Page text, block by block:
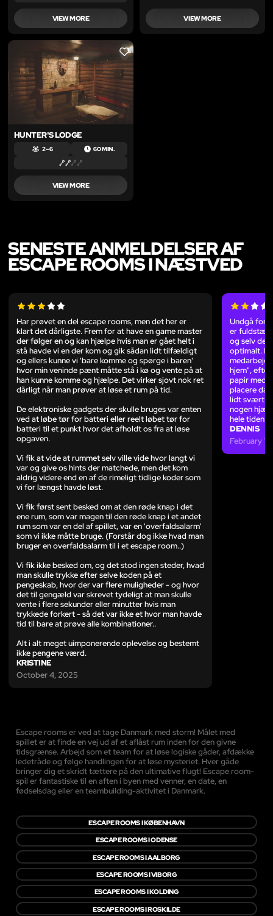
VIEW MORE VIEW MORE
LIKE
HUNTER'S LODGE
2 – 6 60 MIN.
VIEW MORE
SENESTE ANMELDELSER AF
ESCAPE ROOMS I NÆSTVED
Har prøvet en del escape rooms, men det her er
klart det dårligste. Frem for at have en game master
der følger en og kan hjælpe hvis man er gået helt i
stå havde vi en der kom og gik sådan lidt tilfældigt
og ellers kunne vi 'bare komme og spørge i baren'
hvor min veninde pænt måtte stå i kø og vente på at
han kunne komme og hjælpe. Det virker sjovt nok ret
dårligt når man prøver at løse et rum på tid.
De elektroniske gadgets der skulle bruges var enten
ved at løbe tør for batteri eller reelt løbet tør for
batteri til et punkt hvor det afholdt os fra at løse
opgaven.
Vi fik at vide at rummet selv ville vide hvor langt vi
var og give os hints der matchede, men det kom
aldrig videre end en af de rimeligt tidlige koder som
vi for længst havde løst.
Vi fik først sent besked om at den røde knap i det
ene rum, som var magen til den røde knap i et andet
rum som var en del af spillet, var en 'overfaldsalarm'
som vi ikke måtte bruge. (Forstår dog ikke hvad man
bruger en overfaldsalarm til i et escape room..)
Vi fik ikke besked om, og det stod ingen steder, hvad
man skulle trykke efter selve koden på et
pengeskab, hvor der var flere muligheder - og hvor
det til gengæld var skrevet tydeligt at man skulle
vente i flere sekunder eller minutter hvis man
trykkede forkert - så det var ikke et hvor man havde
tid til bare at prøve alle kombinationer..
Alt i alt meget uimponerende oplevelse og bestemt
ikke pengene værd.
KRISTINE
October 4, 2025
Undgå for
er
og selv de
optimalt.
hjem",
papir med
placere da
lidt svært at
nogen
hele tiden.
DENNIS
February
Escape rooms er ved at tage Danmark med storm! Målet med
spillet er at finde en vej ud af et aflåst rum inden for den givne
tidsgrænse. Arbejd som et team for at løse logiske gåder, afdække
ledetråde og følge handlingen for at løse mysteriet. Hver gåde
bringer dig et skridt tættere på den ultimative flugt! Escape room-
spil er fantastiske til en aften i byen med venner, en date, en
fødselsdag eller en teambuilding-aktivitet i Danmark.
ESCAPE ROOMS I KØBENHAVN
ESCAPE ROOMS I ODENSE
ESCAPE ROOMS I AALBORG
ESCAPE ROOMS I VIBORG
ESCAPE ROOMS I KOLDING
ESCAPE ROOMS I ROSKILDE